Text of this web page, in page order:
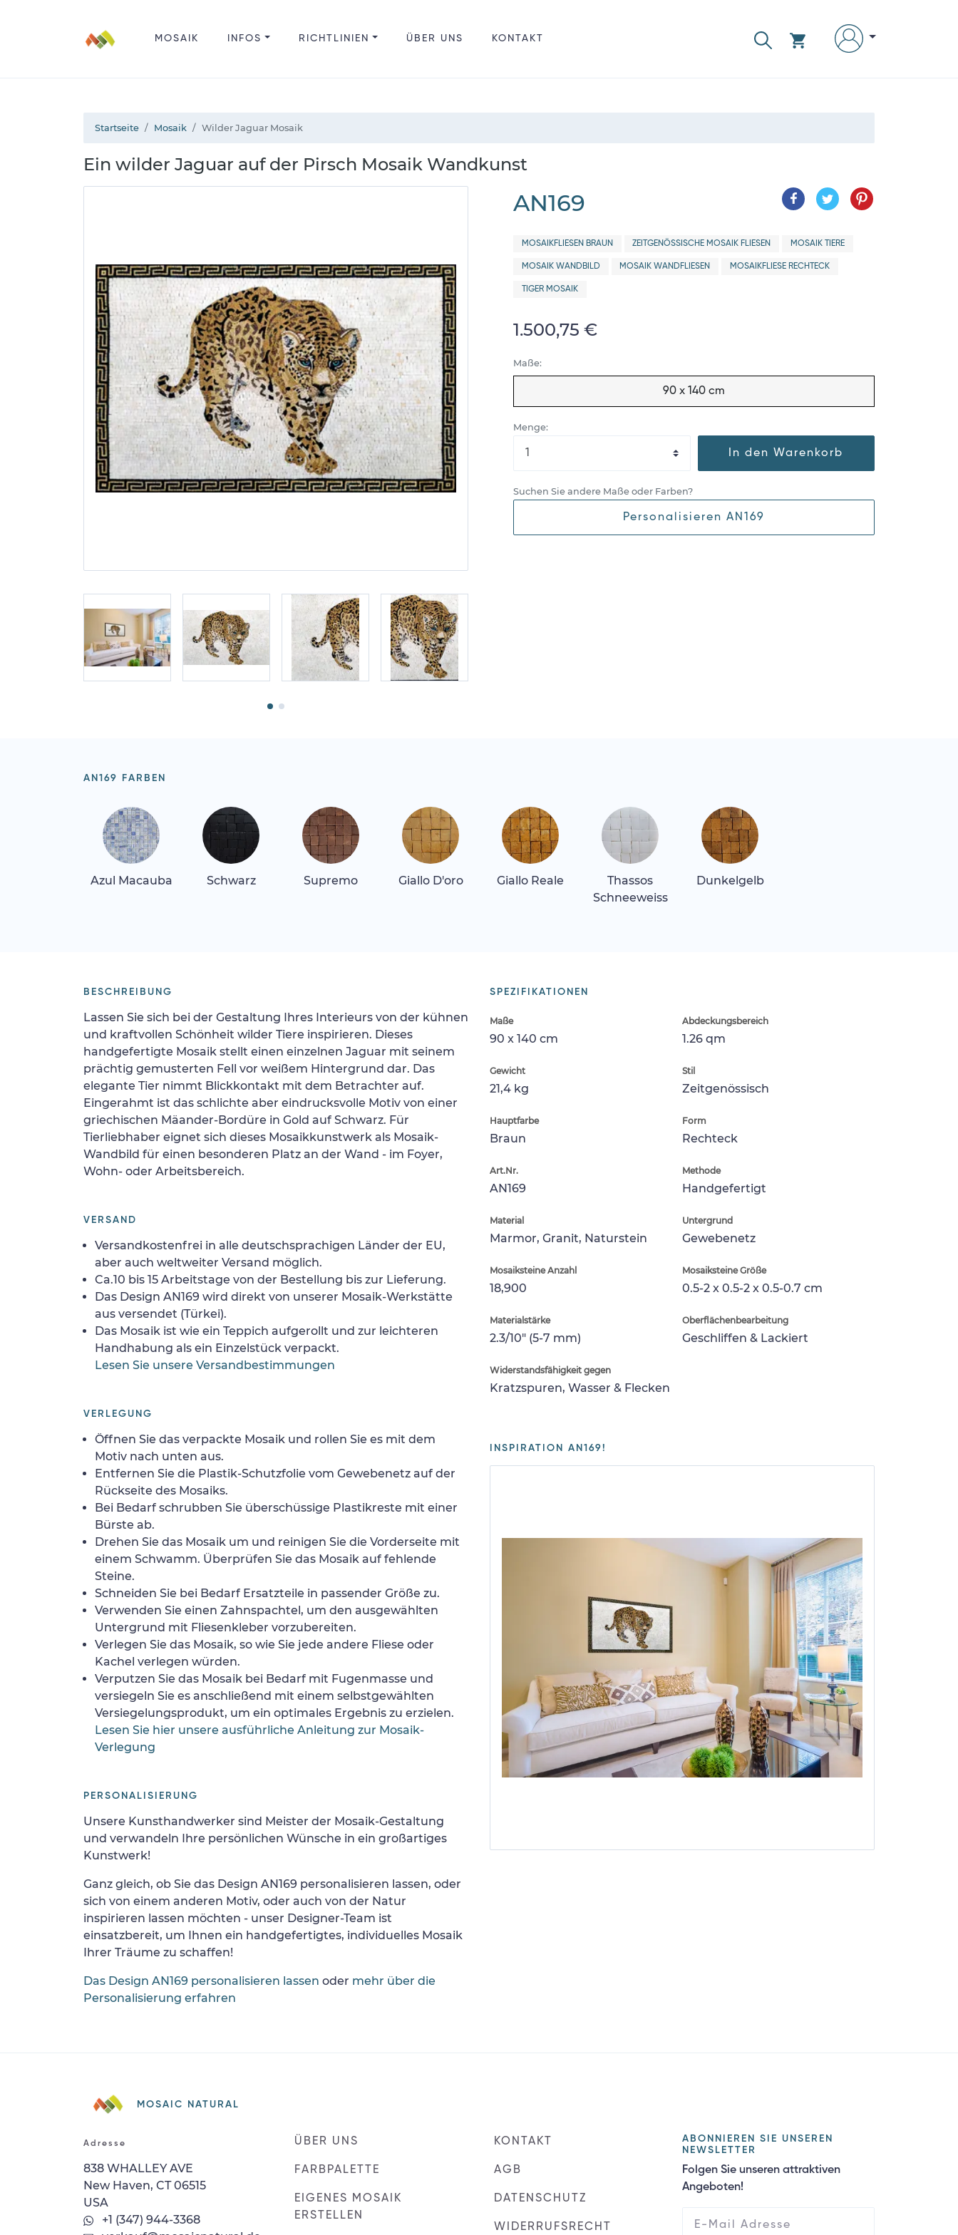
MOSAIK INFOS RICHTLINIEN ÜBER UNS KONTAKT
Startseite Mosaik Wilder Jaguar Mosaik
Ein wilder Jaguar auf der Pirsch Mosaik Wandkunst
AN169
MOSAIKFLIESEN BRAUN ZEITGENÖSSISCHE MOSAIK FLIESEN MOSAIK TIERE
MOSAIK WANDBILD MOSAIK WANDFLIESEN MOSAIKFLIESE RECHTECK
TIGER MOSAIK
1.500,75 €
Maße:
90 x 140 cm
Menge:
In den Warenkorb
Suchen Sie andere Maße oder Farben?
Personalisieren AN169
AN169 FARBEN
Azul Macauba Schwarz Supremo Giallo D'oro Giallo Reale
Thassos
Schneeweiss
Dunkelgelb
SPEZIFIKATIONEN
Maße
90 x 140 cm
Abdeckungsbereich
1.26 qm
Gewicht
21,4 kg
Stil
Zeitgenössisch
Hauptfarbe
Braun
Form
Rechteck
Art.Nr.
AN169
Methode
Handgefertigt
Material
Marmor, Granit, Naturstein
Untergrund
Gewebenetz
Mosaiksteine Anzahl
18,900
Mosaiksteine Größe
0.5-2 x 0.5-2 x 0.5-0.7 cm
Materialstärke
2.3/10" (5-7 mm)
Oberflächenbearbeitung
Geschliffen & Lackiert
Widerstandsfähigkeit gegen
Kratzspuren, Wasser & Flecken
INSPIRATION AN169!
BESCHREIBUNG
Lassen Sie sich bei der Gestaltung Ihres Interieurs von der kühnen
und kraftvollen Schönheit wilder Tiere inspirieren. Dieses
handgefertigte Mosaik stellt einen einzelnen Jaguar mit seinem
prächtig gemusterten Fell vor weißem Hintergrund dar. Das
elegante Tier nimmt Blickkontakt mit dem Betrachter auf.
Eingerahmt ist das schlichte aber eindrucksvolle Motiv von einer
griechischen Mäander-Bordüre in Gold auf Schwarz. Für
Tierliebhaber eignet sich dieses Mosaikkunstwerk als Mosaik-
Wandbild für einen besonderen Platz an der Wand - im Foyer,
Wohn- oder Arbeitsbereich.
VERSAND
Versandkostenfrei in alle deutschsprachigen Länder der EU,
aber auch weltweiter Versand möglich.
Ca.10 bis 15 Arbeitstage von der Bestellung bis zur Lieferung.
Das Design AN169 wird direkt von unserer Mosaik-Werkstätte
aus versendet (Türkei).
Das Mosaik ist wie ein Teppich aufgerollt und zur leichteren
Handhabung als ein Einzelstück verpackt.
Lesen Sie unsere Versandbestimmungen
VERLEGUNG
Öffnen Sie das verpackte Mosaik und rollen Sie es mit dem
Motiv nach unten aus.
Entfernen Sie die Plastik-Schutzfolie vom Gewebenetz auf der
Rückseite des Mosaiks.
Bei Bedarf schrubben Sie überschüssige Plastikreste mit einer
Bürste ab.
Drehen Sie das Mosaik um und reinigen Sie die Vorderseite mit
einem Schwamm. Überprüfen Sie das Mosaik auf fehlende
Steine.
Schneiden Sie bei Bedarf Ersatzteile in passender Größe zu.
Verwenden Sie einen Zahnspachtel, um den ausgewählten
Untergrund mit Fliesenkleber vorzubereiten.
Verlegen Sie das Mosaik, so wie Sie jede andere Fliese oder
Kachel verlegen würden.
Verputzen Sie das Mosaik bei Bedarf mit Fugenmasse und
versiegeln Sie es anschließend mit einem selbstgewählten
Versiegelungsprodukt, um ein optimales Ergebnis zu erzielen.
Lesen Sie hier unsere ausführliche Anleitung zur Mosaik-
Verlegung
PERSONALISIERUNG
Unsere Kunsthandwerker sind Meister der Mosaik-Gestaltung
und verwandeln Ihre persönlichen Wünsche in ein großartiges
Kunstwerk!
Ganz gleich, ob Sie das Design AN169 personalisieren lassen, oder
sich von einem anderen Motiv, oder auch von der Natur
inspirieren lassen möchten - unser Designer-Team ist
einsatzbereit, um Ihnen ein handgefertigtes, individuelles Mosaik
Ihrer Träume zu schaffen!
Das Design AN169 personalisieren lassen oder mehr über die
Personalisierung erfahren
MOSAIC NATURAL
Adresse
838 WHALLEY AVE
New Haven, CT 06515
USA
+1 (347) 944-3368
ÜBER UNS
FARBPALETTE
EIGENES MOSAIK
ERSTELLEN
KONTAKT
AGB
DATENSCHUTZ
WIDERRUFSRECHT
ABONNIEREN SIE UNSEREN
NEWSLETTER
Folgen Sie unseren attraktiven
Angeboten!